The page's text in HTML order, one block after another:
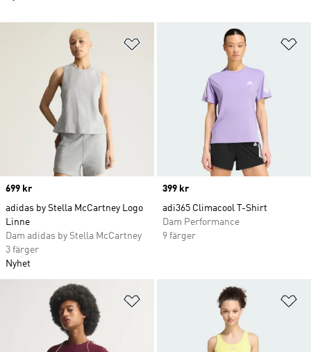
Lägg till på önskelistan
Price
699 kr
adidas by Stella McCartney Logo
Linne
Dam adidas by Stella McCartney
3 färger
Nyhet
Price
399 kr
adi365 Climacool T-Shirt
Dam Performance
9 färger
Lägg till på önskelistan